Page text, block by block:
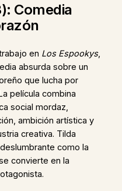
Comedia
en Los Espookys,
absurda sobre un
que lucha por
película combina
social mordaz,
ambición artística y
creativa. Tilda
como la
convierte en la